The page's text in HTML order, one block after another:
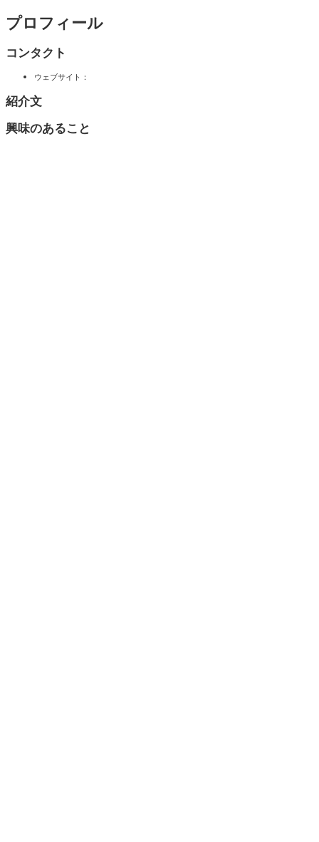
プロフィール
コンタクト
ウェブサイト：
紹介文
興味のあること